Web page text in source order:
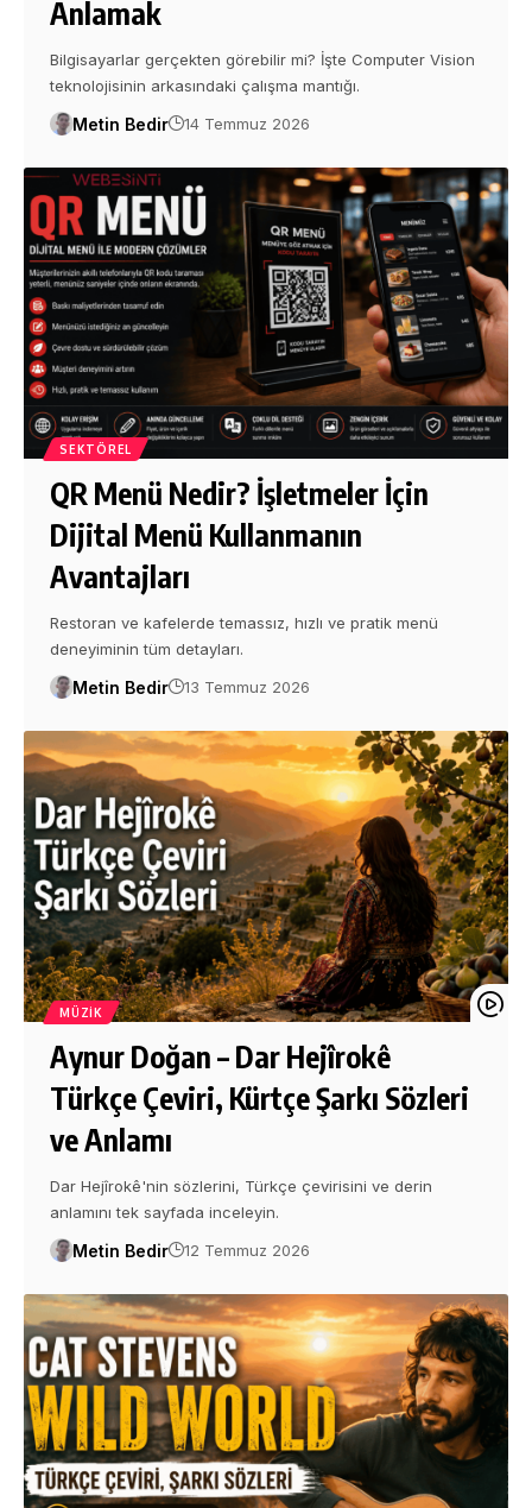
Anlamak
Bilgisayarlar gerçekten görebilir mi? İşte Computer Vision
teknolojisinin arkasındaki çalışma mantığı.
Metin Bedir 14 Temmuz 2026
SEKTÖREL
QR Menü Nedir? İşletmeler İçin
Dijital Menü Kullanmanın
Avantajları
Restoran ve kafelerde temassız, hızlı ve pratik menü
deneyiminin tüm detayları.
Metin Bedir 13 Temmuz 2026
MÜZIK
Aynur Doğan – Dar Hejîrokê
Türkçe Çeviri, Kürtçe Şarkı Sözleri
ve Anlamı
Dar Hejîrokê'nin sözlerini, Türkçe çevirisini ve derin
anlamını tek sayfada inceleyin.
Metin Bedir 12 Temmuz 2026